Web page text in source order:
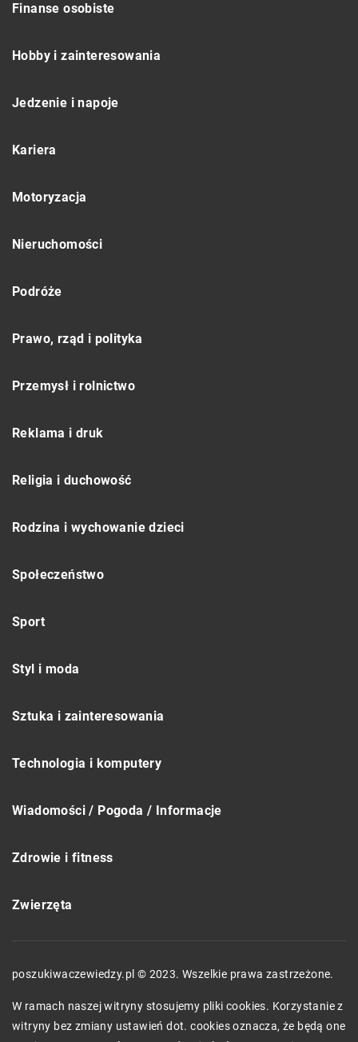
Finanse osobiste
Hobby i zainteresowania
Jedzenie i napoje
Kariera
Motoryzacja
Nieruchomości
Podróże
Prawo, rząd i polityka
Przemysł i rolnictwo
Reklama i druk
Religia i duchowość
Rodzina i wychowanie dzieci
Społeczeństwo
Sport
Styl i moda
Sztuka i zainteresowania
Technologia i komputery
Wiadomości / Pogoda / Informacje
Zdrowie i fitness
Zwierzęta
poszukiwaczewiedzy.pl © 2023. Wszelkie prawa zastrzeżone.
W ramach naszej witryny stosujemy pliki cookies. Korzystanie z
witryny bez zmiany ustawień dot. cookies oznacza, że będą one